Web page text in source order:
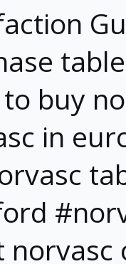
buy
in
norvasc